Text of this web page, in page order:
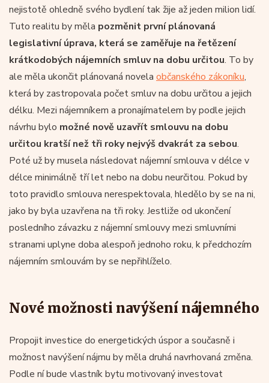
nejistotě ohledně svého bydlení tak žije až jeden milion lidí.
Tuto realitu by měla pozměnit první plánovaná
legislativní úprava, která se zaměřuje na řetězení
krátkodobých nájemních smluv na dobu určitou. To by
ale měla ukončit plánovaná novela občanského zákoníku,
která by zastropovala počet smluv na dobu určitou a jejich
délku. Mezi nájemníkem a pronajímatelem by podle jejich
návrhu bylo možné nově uzavřít smlouvu na dobu
určitou kratší než tři roky nejvýš dvakrát za sebou.
Poté už by musela následovat nájemní smlouva v délce v
délce minimálně tří let nebo na dobu neurčitou. Pokud by
toto pravidlo smlouva nerespektovala, hledělo by se na ni,
jako by byla uzavřena na tři roky. Jestliže od ukončení
posledního závazku z nájemní smlouvy mezi smluvními
stranami uplyne doba alespoň jednoho roku, k předchozím
nájemním smlouvám by se nepřihlíželo.
Nové možnosti navýšení nájemného
Propojit investice do energetických úspor a současně i
možnost navýšení nájmu by měla druhá navrhovaná změna.
Podle ní bude vlastník bytu motivovaný investovat